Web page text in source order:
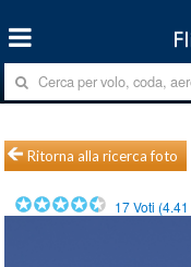
Ritorna alla ricerca foto
17Voti (4.41